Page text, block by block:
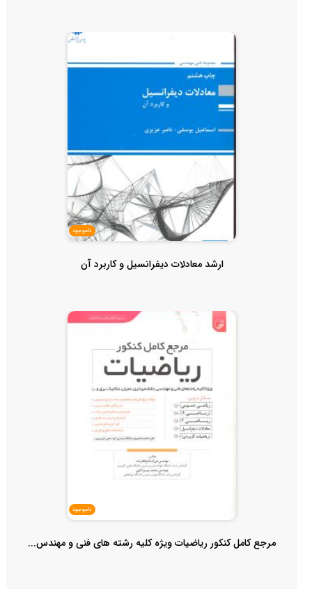
ناموجود
ارشد معادلات دیفرانسیل و کاربرد آن
ناموجود
مرجع کامل کنکور ریاضیات ویژه کلیه رشته های فنی و مهندس...